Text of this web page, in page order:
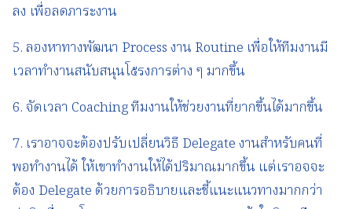
ลง เพื่อลดภาระงาน
5. ลองหาทางพัฒนา Process งาน Routine เพื่อให้ทีมงานมี
เวลาทำงานสนับสนุนโ๕รงการต่าง ๆ มากขึ้น
6. จัดเวลา Coaching ทีมงานให้ช่วยงานที่ยากขึ้นได้มากขึ้น
7. เราอาจจะต้องปรับเปลี่ยนวิธี Delegate งานสำหรับคนที่
พอทำงานได้ ให้เขาทำงานให้ได้ปริมาณมากขึ้น แต่เราอจจะ
ต้อง Delegate ด้วยการอธิบายและชี้แนะแนวทางมากกว่า